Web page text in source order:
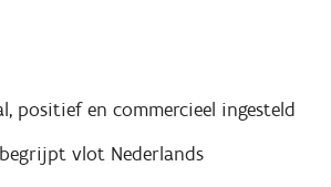
positief en commercieel ingesteld
vlot Nederlands